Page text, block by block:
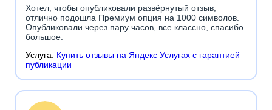
Хотел, чтобы опубликовали развёрнутый отзыв,
отлично подошла Премиум опция на 1000 символов.
Опубликовали через пару часов, все классно, спасибо
большое.
Услуга: Купить отзывы на Яндекс Услугах с гарантией
публикации